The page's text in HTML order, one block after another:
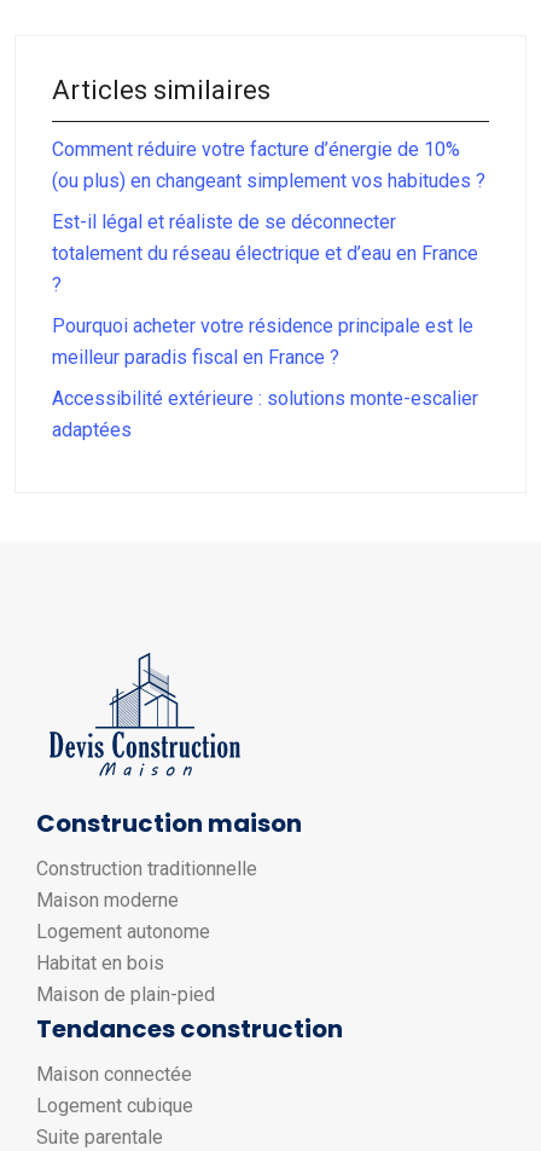
Articles similaires
Comment réduire votre facture d’énergie de 10%
(ou plus) en changeant simplement vos habitudes ?
Est-il légal et réaliste de se déconnecter
totalement du réseau électrique et d’eau en France
?
Pourquoi acheter votre résidence principale est le
meilleur paradis fiscal en France ?
Accessibilité extérieure : solutions monte-escalier
adaptées
Construction maison
Construction traditionnelle
Maison moderne
Logement autonome
Habitat en bois
Maison de plain-pied
Tendances construction
Maison connectée
Logement cubique
Suite parentale